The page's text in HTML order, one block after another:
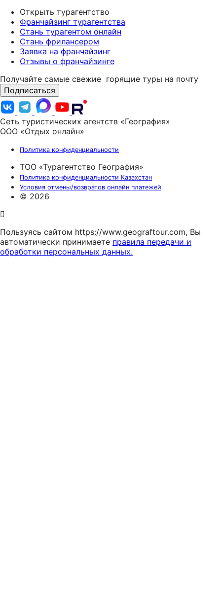
Открыть турагентство
Франчайзинг турагентства
Стань турагентом онлайн
Стань фрилансером
Заявка на франчайзинг
Отзывы о франчайзинге
Получайте самые свежие горящие туры на почту
Подписаться
Сеть туристических агентств «География»
ООО «Отдых онлайн»
Политика конфиденциальности
ТОО «Турагентство География»
Политика конфиденциальности Казахстан
Условия отмены/возвратов онлайн платежей
© 2026
Пользуясь сайтом https://www.geograftour.com, Вы
автоматически принимаете правила передачи и
обработки персональных данных.